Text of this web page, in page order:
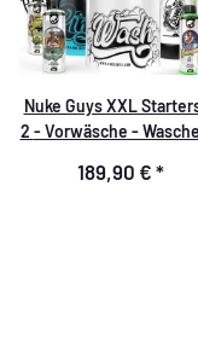
Nuke Guys XXL
2 - Vorwäsche - Waschen -
- Glasreinigung
189,90 € *